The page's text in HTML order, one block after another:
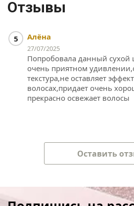
Отзывы
5 Алёна
27/07/2025
Попробовала данный сухой
очень приятном
текстура,не оставляет
волосах,придает очень
прекрасно освежает волосы
Оставить